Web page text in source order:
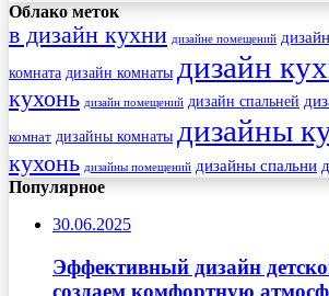
Облако меток
в дизайн кухни дизайне помещений
комната дизайн комнаты дизайн
кухонь дизайн помещений дизайн спальней
комнат дизайны комнаты дизайны
кухонь дизайны помещений дизайны спальни
Популярное
30.06.2025
Эффективный дизайн
создаем комфортную